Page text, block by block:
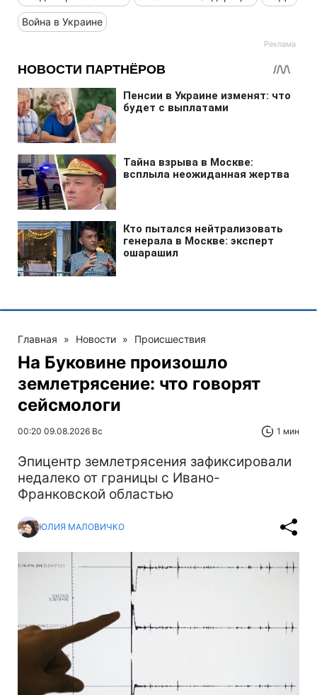
Война в Украине
Главная » Новости » Происшествия
На Буковине произошло
землетрясение: что говорят
сейсмологи
00:20 09.08.2026 Вс 1 мин
Эпицентр землетрясения зафиксировали
недалеко от границы с Ивано-
Франковской областью
ЮЛИЯ МАЛОВИЧКО